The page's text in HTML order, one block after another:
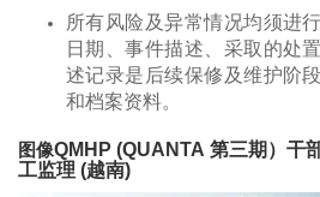
所有风险及异常情况均须进
日期、事件描述、采取的处
述记录是后续保修及维护阶
和档案资料。
图像QMHP (QUANTA 第三期）干
工监理 (越南)